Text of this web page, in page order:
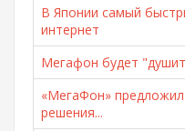
В Японии самый
интернет
Мегафон будет
«МегаФон»
решения...